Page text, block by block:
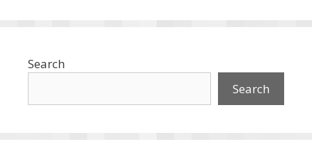
Search
Search